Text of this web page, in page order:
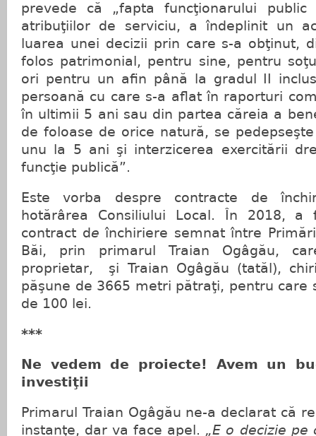
prevede că „fapta funcţionarului
atribuţiilor de serviciu, a îndeplinit un
luarea unei decizii prin care s-a obţinut,
folos patrimonial, pentru sine, pentru
ori pentru un afin până la gradul II
persoană cu care s-a aflat în raporturi
în ultimii 5 ani sau din partea căreia a
de foloase de orice natură, se
unu la 5 ani şi interzicerea exercitării
funcţie publică”.
Este vorba despre contracte de
hotărârea Consiliului Local. În 2018,
contract de închiriere semnat între
Băi, prin primarul Traian Ogâgău,
proprietar, şi Traian Ogâgău (tatăl),
păşune de 3665 metri pătraţi, pentru care
de 100 lei.
***
Ne vedem de proiecte! Avem un
investiţii
Primarul Traian Ogâgău ne-a declarat că
instanţe, dar va face apel. „E o decizie pe